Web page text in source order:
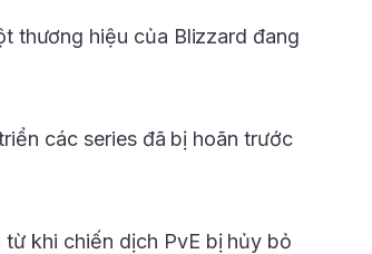
thương hiệu của Blizzard đang
các series đã bị hoãn trước
khi chiến dịch PvE bị hủy bỏ